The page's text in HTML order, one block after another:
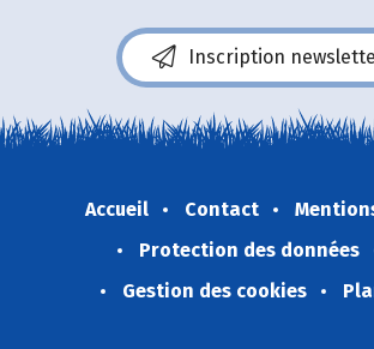
Inscription
Accueil Contact
Protection des données
Gestion des cookies